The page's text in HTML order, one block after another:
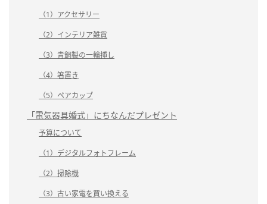
（1）アクセサリー
（2）インテリア雑貨
（3）青銅製の一輪挿し
（4）箸置き
（5）ペアカップ
「電気器具婚式」にちなんだプレゼント
予算について
（1）デジタルフォトフレーム
（2）掃除機
（3）古い家電を買い換える